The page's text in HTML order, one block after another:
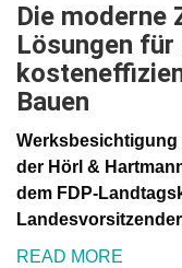
Die moderne
Lösungen
Bauen
der Hörl &
dem FDP-
READ MORE